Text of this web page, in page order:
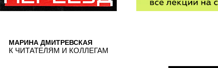
МАРИНА ДМИТРЕВСКАЯ
К ЧИТАТЕЛЯМ И КОЛЛЕГАМ